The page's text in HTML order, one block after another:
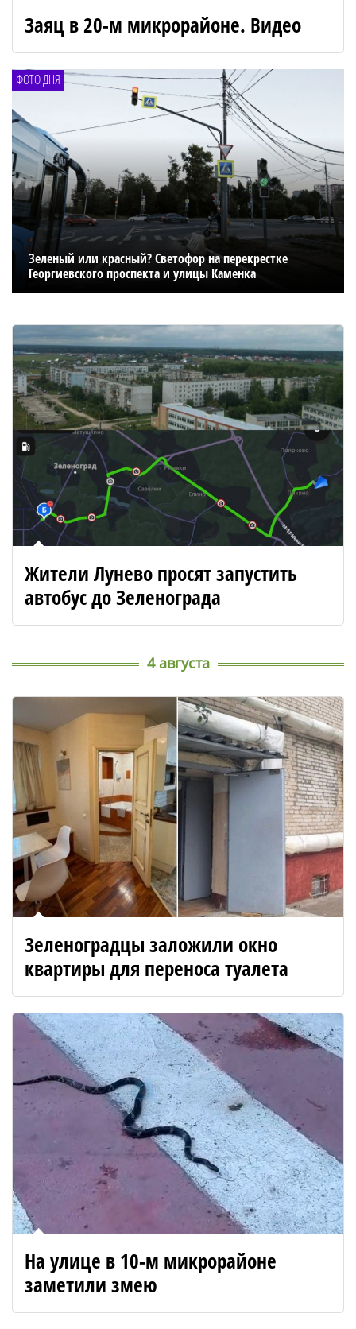
Заяц в 20-м микрорайоне. Видео
ФОТО ДНЯ
Зеленый или красный? Светофор на перекрестке
Георгиевского проспекта и улицы Каменка
Жители Лунево просят запустить
автобус до Зеленограда
4 августа
Зеленоградцы заложили окно
квартиры для переноса туалета
На улице в 10-м микрорайоне
заметили змею